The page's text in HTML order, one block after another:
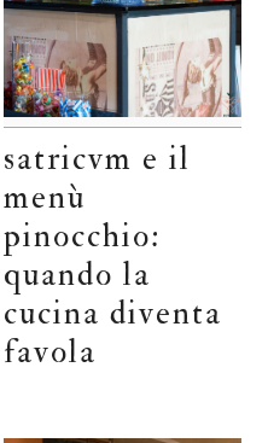
satricvm e il
menù
pinocchio:
quando la
cucina diventa
favola